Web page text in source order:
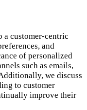
a customer-centric
and
of personalized
such as emails,
we discuss
to customer
improve their